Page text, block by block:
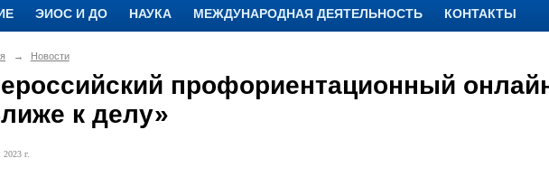
ЭИОС И ДО НАУКА МЕЖДУНАРОДНАЯ ДЕЯТЕЛЬНОСТЬ КОНТАКТЫ
→ Новости
профориентационный
к делу»
2023 г.